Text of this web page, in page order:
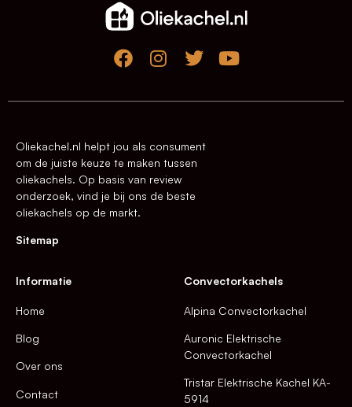
Oliekachel.nl helpt jou als consument
om de juiste keuze te maken tussen
oliekachels. Op basis van review
onderzoek, vind je bij ons de beste
oliekachels op de markt.
Sitemap
Informatie
Home
Blog
Over ons
Contact
Convectorkachels
Alpina Convectorkachel
Auronic Elektrische
Convectorkachel
Tristar Elektrische Kachel KA-
5914